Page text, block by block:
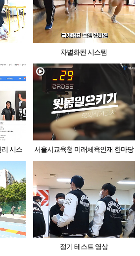
차별화된 시스템
시스
서울시교육청 미래체육인재 한마당
정기 테스트 영상